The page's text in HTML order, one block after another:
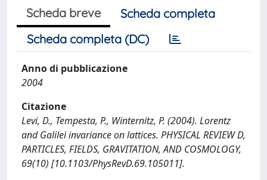
Scheda breve
Scheda completa
Scheda completa (DC)
Anno di pubblicazione
2004
Citazione
Levi, D., Tempesta, P., Winternitz, P. (2004). Lorentz
and Galilei invariance on lattices. PHYSICAL REVIEW D,
PARTICLES, FIELDS, GRAVITATION, AND COSMOLOGY,
69(10) [10.1103/PhysRevD.69.105011].